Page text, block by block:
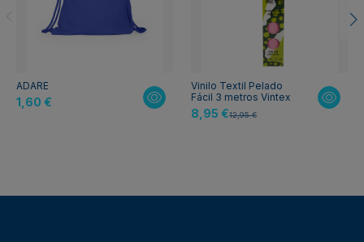
ADARE
1,60 €
Vinilo Textil Pelado
Fácil 3 metros Vintex
8,95 €12,95 €